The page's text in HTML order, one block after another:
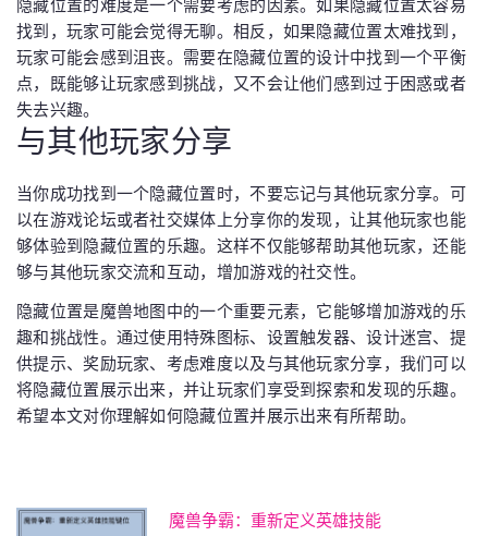
隐藏位置的难度是一个需要考虑的因素。如果隐藏位置太容易
找到，玩家可能会觉得无聊。相反，如果隐藏位置太难找到，
玩家可能会感到沮丧。需要在隐藏位置的设计中找到一个平衡
点，既能够让玩家感到挑战，又不会让他们感到过于困惑或者
失去兴趣。
与其他玩家分享
当你成功找到一个隐藏位置时，不要忘记与其他玩家分享。可
以在游戏论坛或者社交媒体上分享你的发现，让其他玩家也能
够体验到隐藏位置的乐趣。这样不仅能够帮助其他玩家，还能
够与其他玩家交流和互动，增加游戏的社交性。
隐藏位置是魔兽地图中的一个重要元素，它能够增加游戏的乐
趣和挑战性。通过使用特殊图标、设置触发器、设计迷宫、提
供提示、奖励玩家、考虑难度以及与其他玩家分享，我们可以
将隐藏位置展示出来，并让玩家们享受到探索和发现的乐趣。
希望本文对你理解如何隐藏位置并展示出来有所帮助。
魔兽争霸：重新定义英雄技能